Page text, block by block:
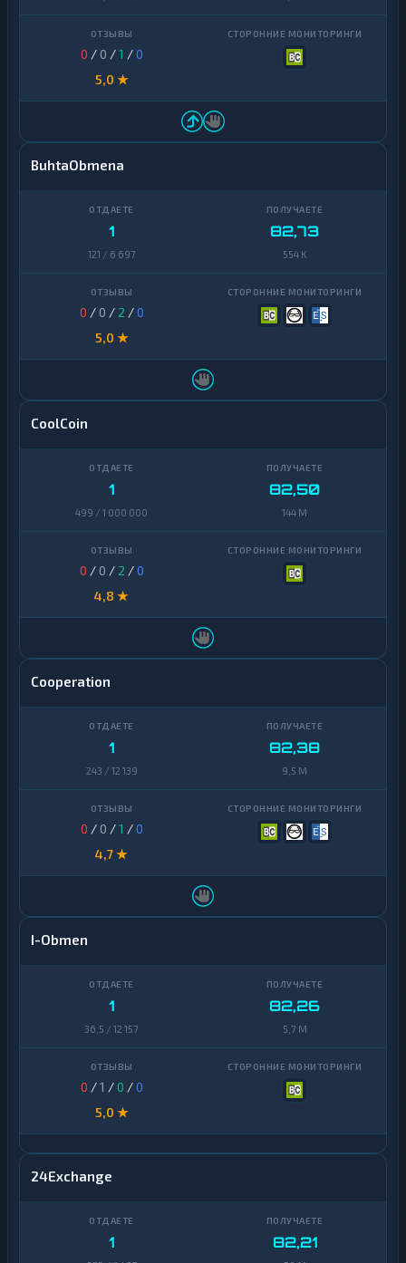
0 / 0 /1 /0
5,0 ★
BuhtaObmena
1
121 / 6 697
82,73
554 K
0 / 0 / 2 /0
5,0 ★
CoolCoin
1
499 / 1 000 000
82,50
144 M
0 / 0 / 2 /0
4,8 ★
Cooperation
1
243 / 12 139
82,38
9,5 M
0 / 0 /1 /0
4,7 ★
I-Obmen
1
36,5 / 12 157
82,26
5,7 M
0 /1 /0 /0
5,0 ★
24Exchange
1 82,21